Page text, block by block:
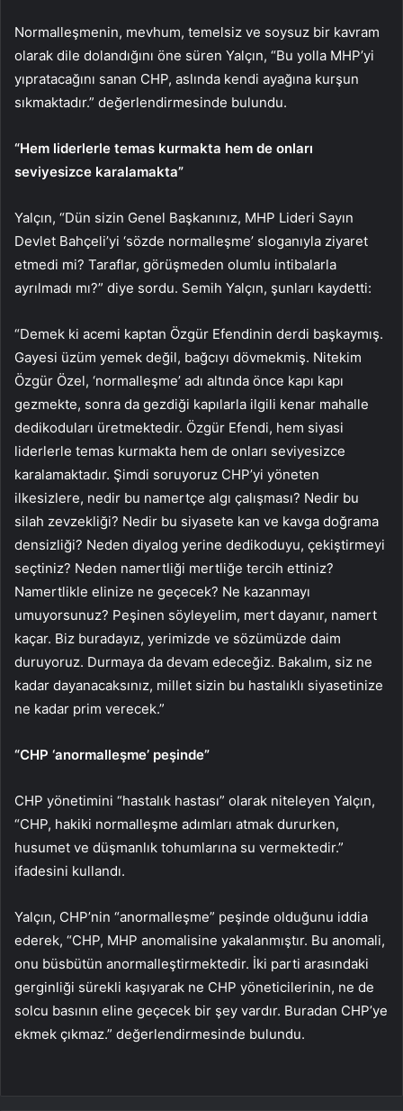
Normalleşmenin, mevhum, temelsiz ve soysuz bir kavram
olarak dile dolandığını öne süren Yalçın, “Bu yolla MHP’yi
yıpratacağını sanan CHP, aslında kendi ayağına kurşun
sıkmaktadır.” değerlendirmesinde bulundu.
“Hem liderlerle temas kurmakta hem de onları
seviyesizce karalamakta”
Yalçın, “Dün sizin Genel Başkanınız, MHP Lideri Sayın
Devlet Bahçeli’yi ‘sözde normalleşme’ sloganıyla ziyaret
etmedi mi? Taraflar, görüşmeden olumlu intibalarla
ayrılmadı mı?” diye sordu. Semih Yalçın, şunları kaydetti:
“Demek ki acemi kaptan Özgür Efendinin derdi başkaymış.
Gayesi üzüm yemek değil, bağcıyı dövmekmiş. Nitekim
Özgür Özel, ‘normalleşme’ adı altında önce kapı kapı
gezmekte, sonra da gezdiği kapılarla ilgili kenar mahalle
dedikoduları üretmektedir. Özgür Efendi, hem siyasi
liderlerle temas kurmakta hem de onları seviyesizce
karalamaktadır. Şimdi soruyoruz CHP’yi yöneten
ilkesizlere, nedir bu namertçe algı çalışması? Nedir bu
silah zevzekliği? Nedir bu siyasete kan ve kavga doğrama
densizliği? Neden diyalog yerine dedikoduyu, çekiştirmeyi
seçtiniz? Neden namertliği mertliğe tercih ettiniz?
Namertlikle elinize ne geçecek? Ne kazanmayı
umuyorsunuz? Peşinen söyleyelim, mert dayanır, namert
kaçar. Biz buradayız, yerimizde ve sözümüzde daim
duruyoruz. Durmaya da devam edeceğiz. Bakalım, siz ne
kadar dayanacaksınız, millet sizin bu hastalıklı siyasetinize
ne kadar prim verecek.”
“CHP ‘anormalleşme’ peşinde”
CHP yönetimini “hastalık hastası” olarak niteleyen Yalçın,
“CHP, hakiki normalleşme adımları atmak dururken,
husumet ve düşmanlık tohumlarına su vermektedir.”
ifadesini kullandı.
Yalçın, CHP’nin “anormalleşme” peşinde olduğunu iddia
ederek, “CHP, MHP anomalisine yakalanmıştır. Bu anomali,
onu büsbütün anormalleştirmektedir. İki parti arasındaki
gerginliği sürekli kaşıyarak ne CHP yöneticilerinin, ne de
solcu basının eline geçecek bir şey vardır. Buradan CHP’ye
ekmek çıkmaz.” değerlendirmesinde bulundu.